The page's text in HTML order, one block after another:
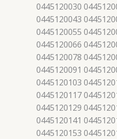
0445120030
0445120043
0445120055
0445120066
0445120078
0445120091
0445120103
0445120117
0445120129
0445120141
0445120153